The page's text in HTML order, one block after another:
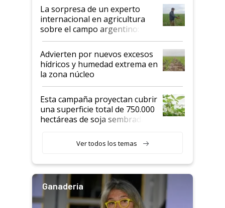
La sorpresa de un experto
internacional en agricultura
sobre el campo argentino:
"Estoy muy impresionado"
Advierten por nuevos excesos
hídricos y humedad extrema en
la zona núcleo
Esta campaña proyectan cubrir
una superficie total de 750.000
hectáreas de soja sembradas
variedades que marcan un
salto tecnológico en genética y
Ver todos los temas
Ganadería